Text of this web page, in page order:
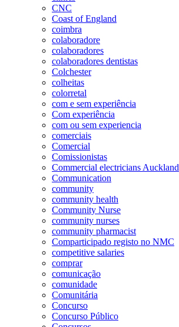
CNC
Coast of England
coimbra
colaboradore
colaboradores
colaboradores dentistas
Colchester
colheitas
colorretal
com e sem experiência
Com experiência
com ou sem experiencia
comerciais
Comercial
Comissionistas
Commercial electricians Auckland
Communication
community
community health
Community Nurse
community nurses
community pharmacist
Comparticipado registo no NMC
competitive salaries
comprar
comunicação
comunidade
Comunitária
Concurso
Concurso Público